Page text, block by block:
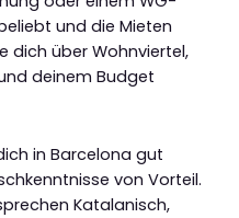
und die Mieten
dich über Wohnviertel,
deinem Budget
in Barcelona gut
von Vorteil.
Katalanisch,